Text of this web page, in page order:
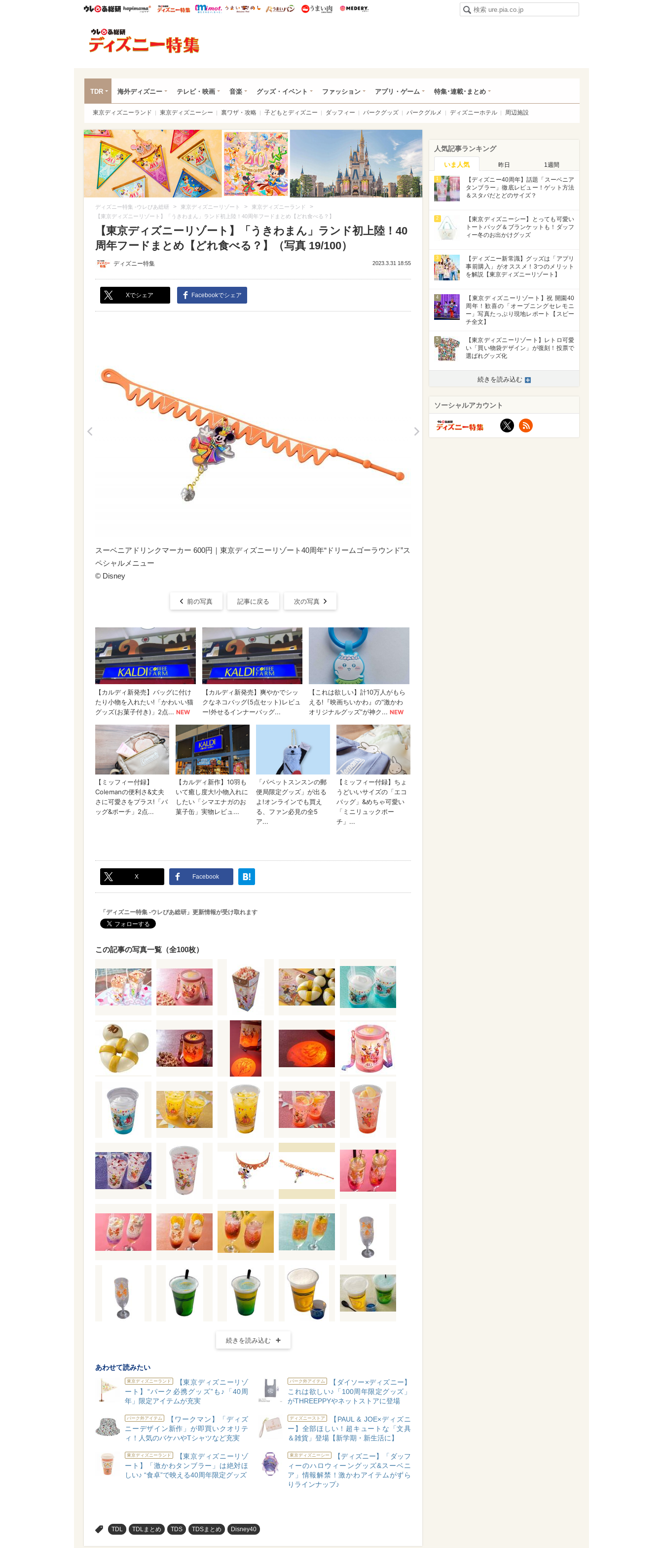
ウレぴあ総研ハピママ* ウレぴあ総研 ディズニー特集
mimot. うまいめし うまいパン うまい肉
TDR 海外ディズニー テレビ・映画 音楽 グッズ・イベント ファッション アプリ・ゲーム 特集･連載･まとめ
東京ディズニーランド 東京ディズニーシー 裏ワザ・攻略 子どもとディズニー ダッフィー パークグッズ パークグルメ ディズニーホテル 周辺施設
ディズニー特集 -ウレぴあ総研 > 東京ディズニーリゾート > 東京ディズニーランド >
【東京ディズニーリゾート】「うきわまん」ランド初上陸！40周年フードまとめ【どれ食べる？】
【東京ディズニーリゾート】「うきわまん」ランド初上陸！40
周年フードまとめ【どれ食べる？】（写真 19/100）
ディズニー特集 2023.3.31 18:55
Xでシェア Facebookでシェア
>
スーベニアドリンクマーカー 600円｜東京ディズニーリゾート40周年“ドリームゴーラウンド”ス
ペシャルメニュー
©︎ Disney
前の写真 記事に戻る 次の写真
X Facebook
「ディズニー特集 -ウレぴあ総研」更新情報が受け取れます
この記事の写真一覧（全100枚）
続きを読み込む
あわせて読みたい
東京ディズニーランド
【東京ディズニーリゾ
ート】“パーク必携グッズ”も♪「40周
年」限定アイテムが充実
パーク外アイテム
【ダイソー×ディズニー】
これは欲しい♪「100周年限定グッズ」
がTHREEPPYやネットストアに登場
パーク外アイテム
【ワークマン】「ディズ
ニーデザイン新作」が即買いクオリテ
ィ！人気のバケハやTシャツなど充実
ディズニーストア
【PAUL & JOE×ディズニ
ー】全部ほしい！超キュートな「文具
＆雑貨」登場【新学期・新生活に】
東京ディズニーランド
【東京ディズニーリゾ
ート】「激かわタンブラー」は絶対ほ
しい♪ “食卓”で映える40周年限定グッズ
東京ディズニーシー
【ディズニー】「ダッフ
ィーのハロウィーングッズ&スーベニ
ア」情報解禁！激かわアイテムがずら
りラインナップ♪
TDL TDLまとめ TDS TDSまとめ Disney40
人気記事ランキング
いま人気 昨日 1週間
1
【ディズニー40周年】話題「スーベニア
タンブラー」徹底レビュー！ゲット方法
＆スタバだとどのサイズ？
2
【東京ディズニーシー】とっても可愛い
トートバッグ＆ブランケットも！ダッフ
ィー冬のお出かけグッズ
3
【ディズニー新常識】グッズは「アプリ
事前購入」がオススメ！3つのメリット
を解説【東京ディズニーリゾート】
4
【東京ディズニーリゾート】祝 開園40
周年！歓喜の「オープニングセレモニ
ー」写真たっぷり現地レポート【スピー
チ全文】
5
【東京ディズニーリゾート】レトロ可愛
い「買い物袋デザイン」が復刻！投票で
選ばれグッズ化
続きを読み込む
ソーシャルアカウント
X